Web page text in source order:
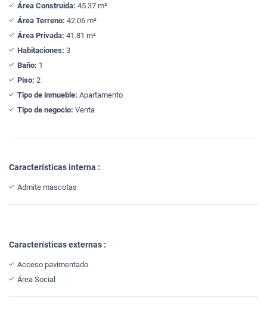
Área Construida: 45.37 m²
Área Terreno: 42.06 m²
Área Privada: 41.81 m²
Habitaciones: 3
Baño: 1
Piso: 2
Tipo de inmueble: Apartamento
Tipo de negocio: Venta
Características interna :
Admite mascotas
Características externas :
Acceso pavimentado
Área Social